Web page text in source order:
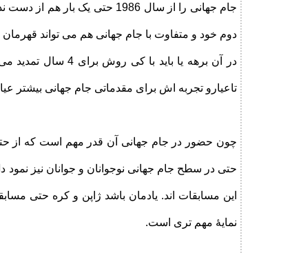
جام جهانی را از سال 1986 حتی
دوم خود و متفاوت با جام جهانی هم می تواند
در آن برهه یا باید
تاعیارو تجربه اش برای مقدماتی جام جهانی بیشتر
چون حضور در جام جهانی آن قدر مهم است که از
حتی در سطح جام جهانی نوجوانان و جوانان نیز نمود
این مسابقات اند. یادمان باشد ژاپن و کره حتی
نمایۀ مهم تری است.